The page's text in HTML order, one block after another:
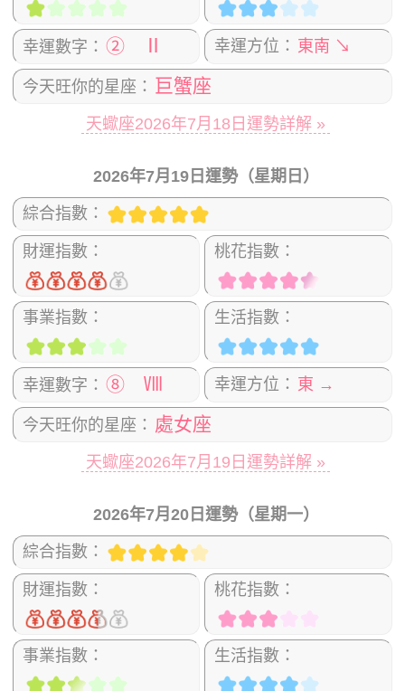
幸運數字： ② Ⅱ 幸運方位： 東南 ↘
今天旺你的星座： 巨蟹座
天蠍座2026年7月18日運勢詳解 »
2026年7月19日運勢（星期日）
綜合指數：
財運指數： 桃花指數：
事業指數： 生活指數：
幸運數字： ⑧ Ⅷ 幸運方位： 東 →
今天旺你的星座： 處女座
天蠍座2026年7月19日運勢詳解 »
2026年7月20日運勢（星期一）
綜合指數：
財運指數： 桃花指數：
事業指數： 生活指數：